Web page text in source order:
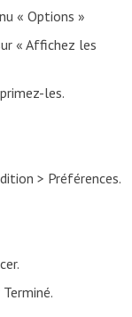
« Options »
« Affichez les
les.
> Préférences.